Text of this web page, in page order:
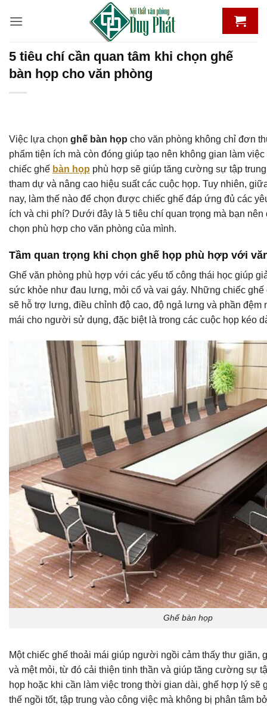
qua
dung5 tiêu chí cần quan tâm khi chọn ghế
bàn họp cho văn phòng
Việc lựa chọn ghế bàn họp cho văn phòng không chỉ đơn
phẩm tiện ích mà còn đóng giúp tạo nên không gian làm
chiếc ghế bàn họp phù hợp sẽ giúp tăng cường sự tập
tham dự và nâng cao hiệu suất các cuộc họp. Tuy nhiên,
nay, làm thế nào để chọn được chiếc ghế đáp ứng đủ các
ích và chi phí? Dưới đây là 5 tiêu chí quan trọng mà bạn
chọn phù hợp cho văn phòng của mình.
Tầm quan trọng khi chọn ghế họp phù hợp với
Ghế văn phòng phù hợp với các yếu tố công thái học giúp
sức khỏe như đau lưng, mỏi cổ và vai gáy. Những chiếc
sẽ hỗ trợ lưng, điều chỉnh độ cao, độ ngả lưng và phần đệm
mái cho người sử dụng, đặc biệt là trong các cuộc họp kéo
Ghế bàn họp
Một chiếc ghế thoải mái giúp người ngồi cảm thấy thư giãn,
và mệt mỏi, từ đó cải thiện tinh thần và giúp tăng cường sự
họp hoặc khi cần làm việc trong thời gian dài, ghế hợp lý sẽ
thế ngồi tốt, tập trung vào công việc mà không bị phân tâm